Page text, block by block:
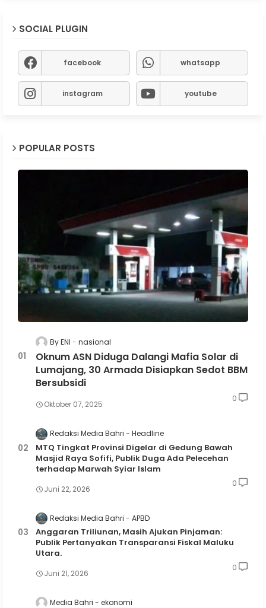
SOCIAL PLUGIN
facebook whatsapp
instagram youtube
POPULAR POSTS
By ENI nasional
Oknum ASN Diduga Dalangi Mafia Solar di
Lumajang, 30 Armada Disiapkan Sedot BBM
Bersubsidi
Oktober 07, 2025
0
Redaksi Media Bahri Headline
MTQ Tingkat Provinsi Digelar di Gedung Bawah
Masjid Raya Sofifi, Publik Duga Ada Pelecehan
terhadap Marwah Syiar Islam
Juni 22, 2026
0
Redaksi Media Bahri APBD
Anggaran Triliunan, Masih Ajukan Pinjaman:
Publik Pertanyakan Transparansi Fiskal Maluku
Utara.
Juni 21, 2026
0
Media Bahri ekonomi